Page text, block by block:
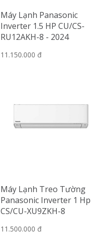
Máy Lạnh Panasonic
Inverter 1.5 HP CU/CS-
RU12AKH-8 - 2024
11.150.000 đ
Máy Lạnh Treo Tường
Panasonic Inverter 1 Hp
CS/CU-XU9ZKH-8
11.500.000 đ